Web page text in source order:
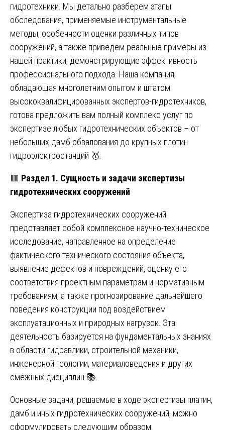
гидротехники. Мы детально разберем этапы
обследования, применяемые инструментальные
методы, особенности оценки различных типов
сооружений, а также приведем реальные примеры из
нашей практики, демонстрирующие эффективность
профессионального подхода. Наша компания,
обладающая многолетним опытом и штатом
высококвалифицированных экспертов-гидротехников,
готова предложить вам полный комплекс услуг по
экспертизе любых гидротехнических объектов – от
небольших дамб обвалования до крупных плотин
гидроэлектростанций 🥇.
🟥 Раздел 1. Сущность и задачи экспертизы
гидротехнических сооружений
Экспертиза гидротехнических сооружений
представляет собой комплексное научно-техническое
исследование, направленное на определение
фактического технического состояния объекта,
выявление дефектов и повреждений, оценку его
соответствия проектным параметрам и нормативным
требованиям, а также прогнозирование дальнейшего
поведения конструкции под воздействием
эксплуатационных и природных нагрузок. Эта
деятельность базируется на фундаментальных знаниях
в области гидравлики, строительной механики,
инженерной геологии, материаловедения и других
смежных дисциплин 📚.
Основные задачи, решаемые в ходе экспертизы платин,
дамб и иных гидротехнических сооружений, можно
сформулировать следующим образом: